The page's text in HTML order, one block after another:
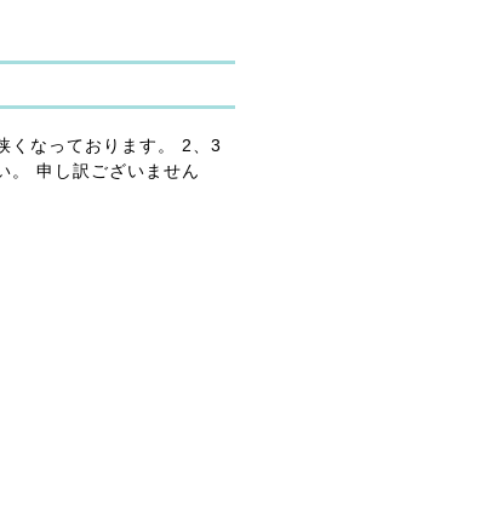
くなっております。 2、3
。 申し訳ございません